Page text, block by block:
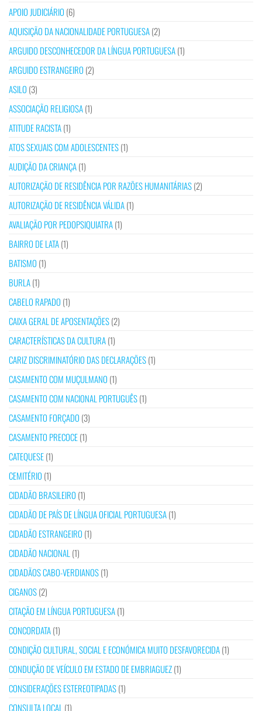
APOIO JUDICIÁRIO (6)
AQUISIÇÃO DA NACIONALIDADE PORTUGUESA(2)
ARGUIDO DESCONHECEDOR DA LÍNGUA PORTUGUESA(1)
ARGUIDO ESTRANGEIRO (2)
ASILO (3)
ASSOCIAÇÃO RELIGIOSA(1)
ATITUDE RACISTA(1)
ATOS SEXUAIS COM ADOLESCENTES(1)
AUDIÇÃO DA CRIANÇA(1)
AUTORIZAÇÃO DE RESIDÊNCIA POR RAZÕES HUMANITÁRIAS(2)
AUTORIZAÇÃO DE RESIDÊNCIA VÁLIDA(1)
AVALIAÇÃO POR PEDOPSIQUIATRA(1)
BAIRRO DE LATA(1)
BATISMO (1)
BURLA(1)
CABELO RAPADO (1)
CAIXA GERAL DE APOSENTAÇÕES(2)
CARACTERÍSTICAS DA CULTURA(1)
CARIZ DISCRIMINATÓRIO DAS DECLARAÇÕES(1)
CASAMENTO COM MUÇULMANO (1)
CASAMENTO COM NACIONAL PORTUGUÊS(1)
CASAMENTO FORÇADO (3)
CASAMENTO PRECOCE(1)
CATEQUESE(1)
CEMITÉRIO (1)
CIDADÃO BRASILEIRO (1)
CIDADÃO DE PAÍS DE LÍNGUA OFICIAL PORTUGUESA(1)
CIDADÃO ESTRANGEIRO (1)
CIDADÃO NACIONAL (1)
CIDADÃOS CABO-VERDIANOS(1)
CIGANOS(2)
CITAÇÃO EM LÍNGUA PORTUGUESA(1)
CONCORDATA(1)
CONDIÇÃO CULTURAL, SOCIAL E ECONÓMICA MUITO DESFAVORECIDA(1)
CONDUÇÃO DE VEÍCULO EM ESTADO DE EMBRIAGUEZ(1)
CONSIDERAÇÕES ESTEREOTIPADAS(1)
CONSULTA LOCAL (1)